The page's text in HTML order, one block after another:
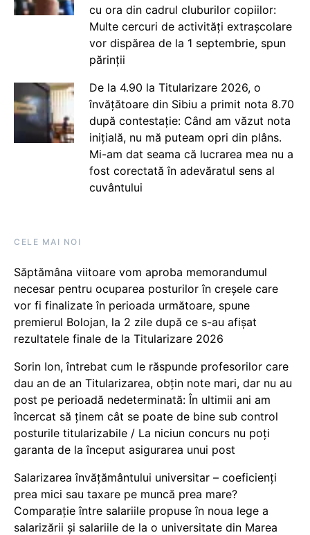
cu ora din cadrul cluburilor copiilor:
Multe cercuri de activități extrașcolare
vor dispărea de la 1 septembrie, spun
părinții
De la 4.90 la Titularizare 2026, o
învățătoare din Sibiu a primit nota 8.70
după contestație: Când am văzut nota
inițială, nu mă puteam opri din plâns.
Mi-am dat seama că lucrarea mea nu a
fost corectată în adevăratul sens al
cuvântului
CELE MAI NOI
Săptămâna viitoare vom aproba memorandumul
necesar pentru ocuparea posturilor în creșele care
vor fi finalizate în perioada următoare, spune
premierul Bolojan, la 2 zile după ce s-au afișat
rezultatele finale de la Titularizare 2026
Sorin Ion, întrebat cum le răspunde profesorilor care
dau an de an Titularizarea, obțin note mari, dar nu au
post pe perioadă nedeterminată: În ultimii ani am
încercat să ținem cât se poate de bine sub control
posturile titularizabile / La niciun concurs nu poți
garanta de la început asigurarea unui post
Salarizarea învățământului universitar – coeficienți
prea mici sau taxare pe muncă prea mare?
Comparație între salariile propuse în noua lege a
salarizării și salariile de la o universitate din Marea